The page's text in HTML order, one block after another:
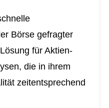
Börse gefragter
für Aktien-
die in ihrem
zeitentsprechend